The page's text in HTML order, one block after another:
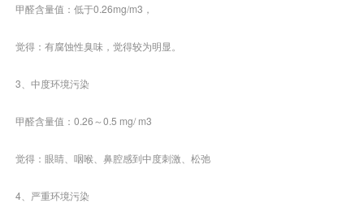
甲醛含量值：低于0.26mg/m3，
觉得：有腐蚀性臭味，觉得较为明显。
3、中度环境污染
甲醛含量值：0.26～0.5 mg/ m3
觉得：眼睛、咽喉、鼻腔感到中度刺激、松弛
4、严重环境污染